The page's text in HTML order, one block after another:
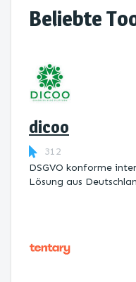
Beliebte
dicoo
312
DSGVO konforme
Lösung aus